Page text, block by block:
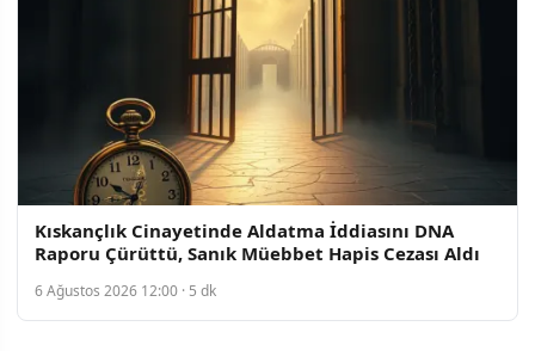
Kıskançlık Cinayetinde Aldatma İddiasını DNA
Raporu Çürüttü, Sanık Müebbet Hapis Cezası Aldı
6 Ağustos 2026 12:00 · 5 dk